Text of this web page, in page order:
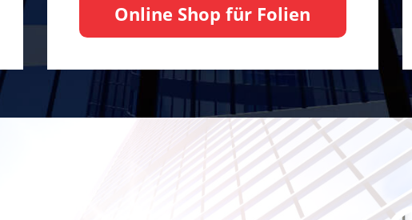
Online Shop für Folien